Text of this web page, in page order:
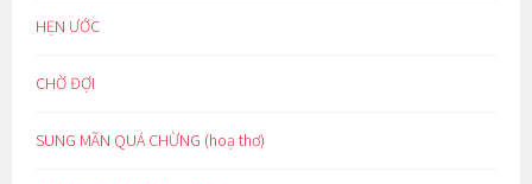
HẸN ƯỚC
CHỜ ĐỢI
SUNG MÃN QUÁ CHỪNG (hoạ thơ)